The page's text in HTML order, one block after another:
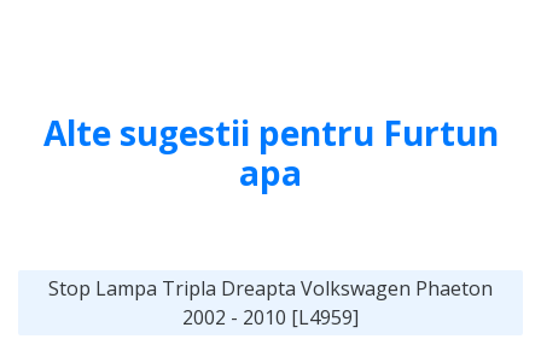
Alte sugestii pentru Furtun
apa
Stop Lampa Tripla Dreapta Volkswagen Phaeton
2002 - 2010 [L4959]